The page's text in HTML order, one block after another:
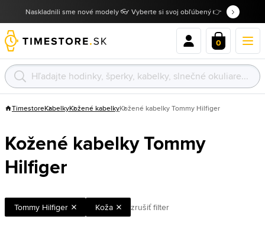
Naskladnili sme nové modely 👓 Vyberte si svoj obľúbený 👉
0
TimestoreKabelkyKožené kabelkyKožené kabelky Tommy Hilfiger
Kožené kabelky Tommy
Hilfiger
Tommy Hilfiger Koža zrušiť filter